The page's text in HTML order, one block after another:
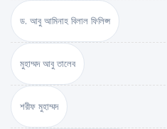
ড. আবু আমিনাহ বিলাল ফিলিপ্স
মুহাম্মদ আবু তালেব
শরীফ মুহাম্মদ